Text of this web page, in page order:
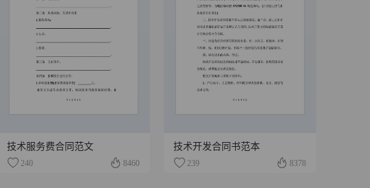
技术服务费合同范文
240 8460
技术开发合同书范本
239 8378